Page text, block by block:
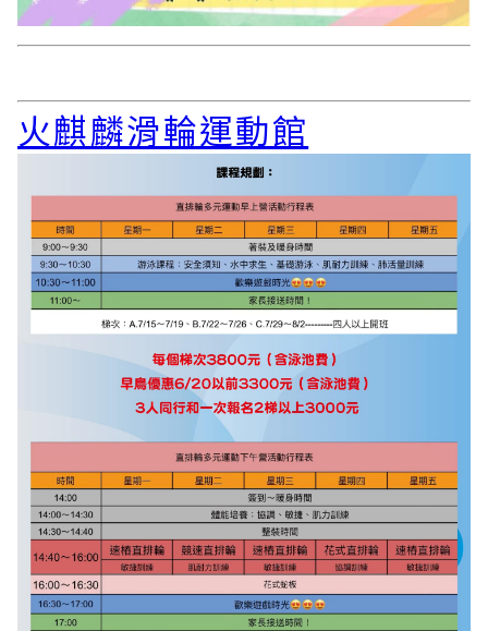
火麒麟滑輪運動館